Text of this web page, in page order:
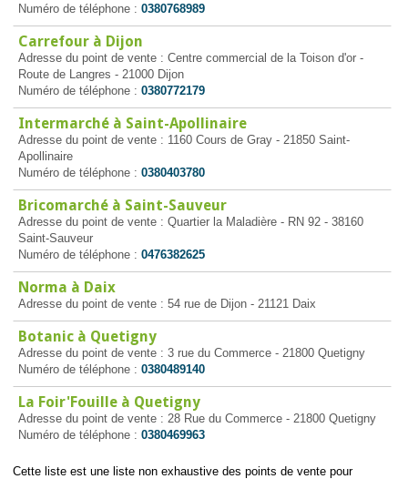
Numéro de téléphone : 0380768989
Carrefour à Dijon
Adresse du point de vente : Centre commercial de la Toison d'or -
Route de Langres - 21000 Dijon
Numéro de téléphone : 0380772179
Intermarché à Saint-Apollinaire
Adresse du point de vente : 1160 Cours de Gray - 21850 Saint-
Apollinaire
Numéro de téléphone : 0380403780
Bricomarché à Saint-Sauveur
Adresse du point de vente : Quartier la Maladière - RN 92 - 38160
Saint-Sauveur
Numéro de téléphone : 0476382625
Norma à Daix
Adresse du point de vente : 54 rue de Dijon - 21121 Daix
Botanic à Quetigny
Adresse du point de vente : 3 rue du Commerce - 21800 Quetigny
Numéro de téléphone : 0380489140
La Foir'Fouille à Quetigny
Adresse du point de vente : 28 Rue du Commerce - 21800 Quetigny
Numéro de téléphone : 0380469963
Cette liste est une liste non exhaustive des points de vente pour